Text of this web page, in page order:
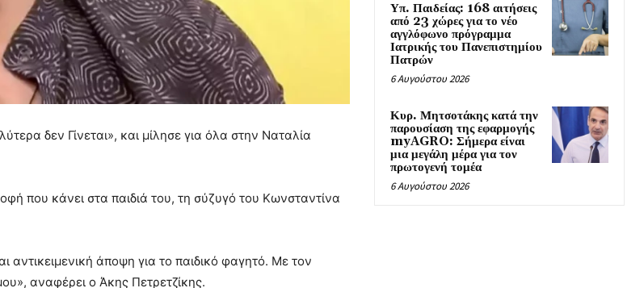
δεν Γίνεται», και μίλησε για όλα στην Ναταλία
που κάνει στα παιδιά του, τη σύζυγό του Κωνσταντίνα
αντικειμενική άποψη για το παιδικό φαγητό. Με τον
αναφέρει ο Άκης Πετρετζίκης.
Υπ. Παιδείας: 168 αιτήσεις
από 23 χώρες για το νέο
αγγλόφωνο πρόγραμμα
Ιατρικής του Πανεπιστημίου
Πατρών
6 Αυγούστου 2026
Κυρ. Μητσοτάκης κατά την
παρουσίαση της εφαρμογής
myAGRO: Σήμερα είναι
μια μεγάλη μέρα για τον
πρωτογενή τομέα
6 Αυγούστου 2026